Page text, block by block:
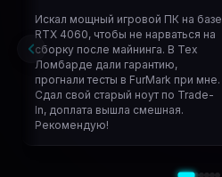
Искал мощный игровой ПК на базе
RTX 4060, чтобы не нарваться на
сборку после майнинга. В Тех
Ломбарде дали гарантию,
прогнали тесты в FurMark при мне.
Сдал свой старый ноут по Trade-
In, доплата вышла смешная.
Рекомендую!